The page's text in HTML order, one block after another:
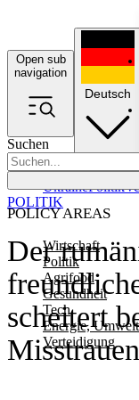
Open sub
navigation
Suchen
POLICY AREAS
Wirtschaft
Politik
Agrifood
Gesundheit
Tech
Energie,
Verteidigung
UkrainePolitik
Deutsch
Der
scheitert
POLITIK